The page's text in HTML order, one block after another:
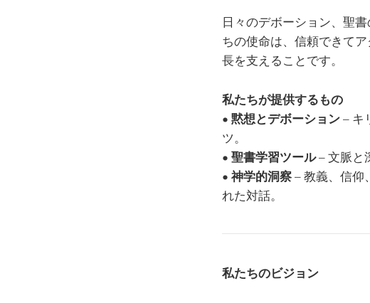
日々のデボーション、聖
ちの使命は、信頼できて
長を支えることです。
私たちが提供するもの
• 黙想とデボーション– キ
ツ。
• 聖書学習ツール– 文脈と
• 神学的洞察– 教義、信仰
れた対話。
私たちのビジョン